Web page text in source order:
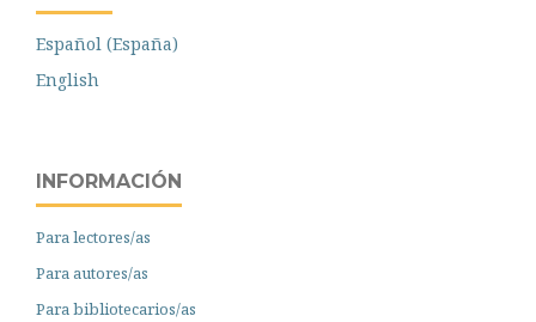
Español (España)
English
INFORMACIÓN
Para lectores/as
Para autores/as
Para bibliotecarios/as